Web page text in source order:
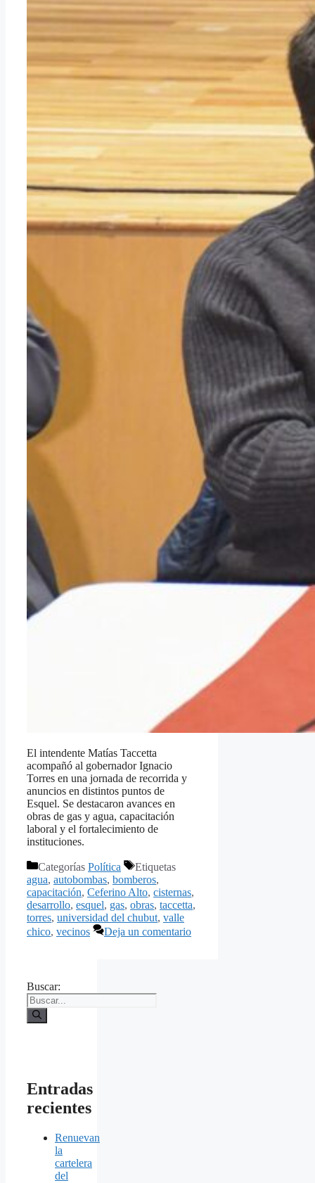
El intendente Matías Taccetta
acompañó al gobernador Ignacio
Torres en una jornada de recorrida y
anuncios en distintos puntos de
Esquel. Se destacaron avances en
obras de gas y agua, capacitación
laboral y el fortalecimiento de
instituciones.
Categorías Política
Etiquetas
agua, autobombas, bomberos,
capacitación, Ceferino Alto, cisternas,
desarrollo, esquel, gas, obras, taccetta,
torres, universidad del chubut, valle
chico, vecinos Deja un comentario
Buscar:
Entradas
recientes
Renuevan
la
cartelera
del